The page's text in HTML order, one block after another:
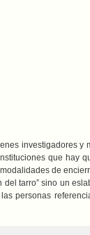
investigadores
que hay
de
tarro” sino un
personas